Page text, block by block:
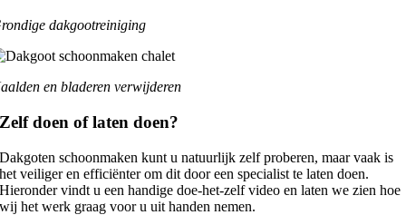
dakgootreiniging
en bladeren verwijderen
Zelf doen of laten doen?
Dakgoten schoonmaken kunt u natuurlijk zelf proberen, maar vaak is
het veiliger en efficiënter om dit door een specialist te laten doen.
Hieronder vindt u een handige doe-het-zelf video en laten we zien hoe
wij het werk graag voor u uit handen nemen.